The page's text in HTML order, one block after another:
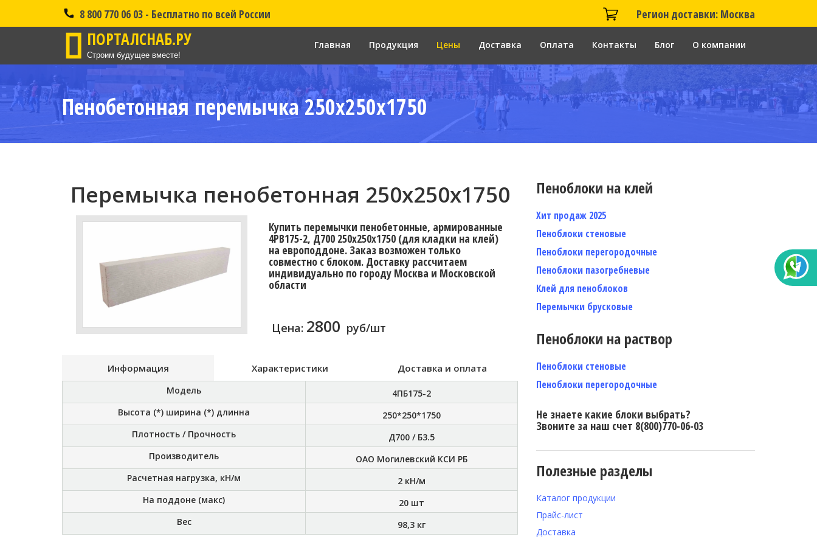
8 800 770 06 03 - Бесплатно по всей России Регион доставки: Москва
ПОРТАЛСНАБ.РУ
Строим будущее вместе!
Главная Продукция Цены Доставка Оплата Контакты Блог О компании
Пенобетонная перемычка 250x250x1750
Перемычка пенобетонная 250х250х1750
Купить перемычки пенобетонные, армированные
4PB175-2, Д700 250х250х1750 (для кладки на клей)
на европоддоне. Заказ возможен только
совместно с блоком. Доставку рассчитаем
индивидуально по городу Москва и Московской
области
Цена: 2800 руб/шт
Информация Характеристики Доставка и оплата
Модель
4ПБ175-2
Высота (*) ширина (*) длинна
250*250*1750
Плотность / Прочность
Д700 / Б3.5
Производитель
ОАО Могилевский КСИ РБ
Расчетная нагрузка, кН/м
2 кН/м
На поддоне (макс)
20 шт
Вес
98,3 кг
Пеноблоки на клей
Хит продаж 2025
Пеноблоки стеновые
Пеноблоки перегородочные
Пеноблоки пазогребневые
Клей для пеноблоков
Перемычки брусковые
Пеноблоки на раствор
Пеноблоки стеновые
Пеноблоки перегородочные
Не знаете какие блоки выбрать?
Звоните за наш счет 8(800)770-06-03
Полезные разделы
Каталог продукции
Прайс-лист
Доставка